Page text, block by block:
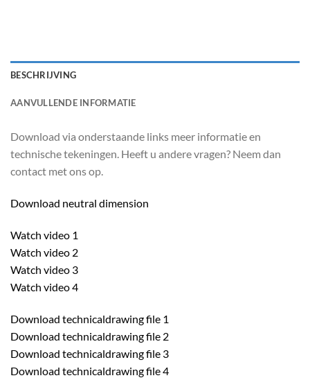
BESCHRIJVING
AANVULLENDE INFORMATIE
Download via onderstaande links meer informatie en
technische tekeningen. Heeft u andere vragen? Neem dan
contact met ons op.
Download neutral dimension
Watch video 1
Watch video 2
Watch video 3
Watch video 4
Download technicaldrawing file 1
Download technicaldrawing file 2
Download technicaldrawing file 3
Download technicaldrawing file 4